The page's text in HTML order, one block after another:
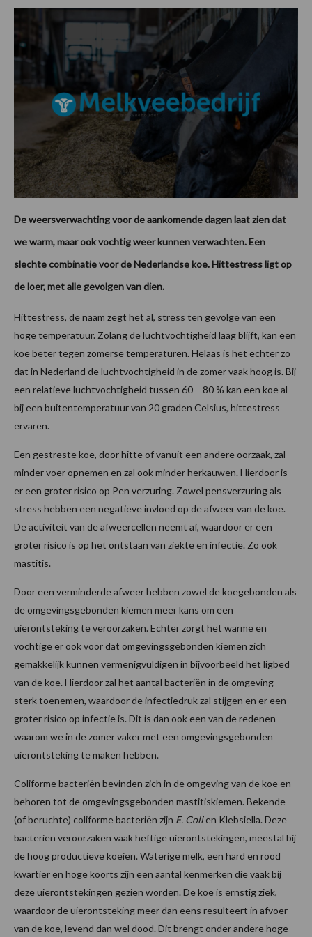
De weersverwachting voor de aankomende dagen laat zien dat
we warm, maar ook vochtig weer kunnen verwachten. Een
slechte combinatie voor de Nederlandse koe. Hittestress ligt op
de loer, met alle gevolgen van dien.
Hittestress, de naam zegt het al, stress ten gevolge van een
hoge temperatuur. Zolang de luchtvochtigheid laag blijft, kan een
koe beter tegen zomerse temperaturen. Helaas is het echter zo
dat in Nederland de luchtvochtigheid in de zomer vaak hoog is. Bij
een relatieve luchtvochtigheid tussen 60 – 80 % kan een koe al
bij een buitentemperatuur van 20 graden Celsius, hittestress
ervaren.
Een gestreste koe, door hitte of vanuit een andere oorzaak, zal
minder voer opnemen en zal ook minder herkauwen. Hierdoor is
er een groter risico op Pen verzuring. Zowel pensverzuring als
stress hebben een negatieve invloed op de afweer van de koe.
De activiteit van de afweercellen neemt af, waardoor er een
groter risico is op het ontstaan van ziekte en infectie. Zo ook
mastitis.
Door een verminderde afweer hebben zowel de koegebonden als
de omgevingsgebonden kiemen meer kans om een
uierontsteking te veroorzaken. Echter zorgt het warme en
vochtige er ook voor dat omgevingsgebonden kiemen zich
gemakkelijk kunnen vermenigvuldigen in bijvoorbeeld het ligbed
van de koe. Hierdoor zal het aantal bacteriën in de omgeving
sterk toenemen, waardoor de infectiedruk zal stijgen en er een
groter risico op infectie is. Dit is dan ook een van de redenen
waarom we in de zomer vaker met een omgevingsgebonden
uierontsteking te maken hebben.
Coliforme bacteriën bevinden zich in de omgeving van de koe en
behoren tot de omgevingsgebonden mastitiskiemen. Bekende
(of beruchte) coliforme bacteriën zijn E. Colien Klebsiella. Deze
bacteriën veroorzaken vaak heftige uierontstekingen, meestal bij
de hoog productieve koeien. Waterige melk, een hard en rood
kwartier en hoge koorts zijn een aantal kenmerken die vaak bij
deze uierontstekingen gezien worden. De koe is ernstig ziek,
waardoor de uierontsteking meer dan eens resulteert in afvoer
van de koe, levend dan wel dood. Dit brengt onder andere hoge